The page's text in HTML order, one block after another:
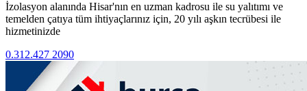
İzolasyon alanında Hisar'nın en uzman kadrosu ile su yalıtımı ve
temelden çatıya tüm ihtiyaçlarınız için, 20 yılı aşkın tecrübesi ile
hizmetinizde
0.312.427 2090